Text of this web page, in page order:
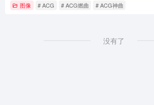
图像 # ACG # ACG燃曲 # ACG神曲
没有了